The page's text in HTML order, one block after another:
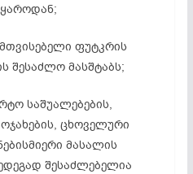
ფუტკრის
შესაძლო მასშტაბს;
საშუალებების,
ცხოველური
მასალის
შესაძლებელია